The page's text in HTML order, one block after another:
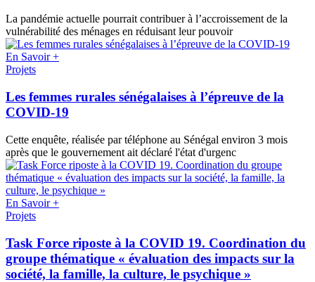
La pandémie actuelle pourrait contribuer à l’accroissement de la
vulnérabilité des ménages en réduisant leur pouvoir
En Savoir +
Projets
Les femmes rurales sénégalaises à l’épreuve de la
COVID-19
Cette enquête, réalisée par téléphone au Sénégal environ 3 mois
après que le gouvernement ait déclaré l'état d'urgenc
En Savoir +
Projets
Task Force riposte à la COVID 19. Coordination du
groupe thématique « évaluation des impacts sur la
société, la famille, la culture, le psychique »